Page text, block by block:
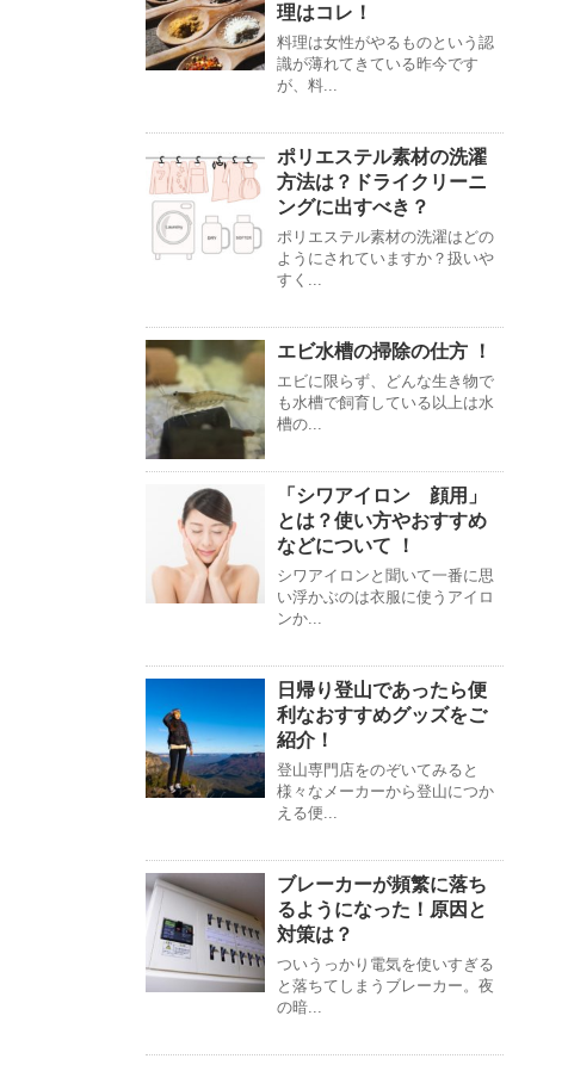
理はコレ！
料理は女性がやるものという認
識が薄れてきている昨今です
が、料...
ポリエステル素材の洗濯
方法は？ドライクリーニ
ングに出すべき？
ポリエステル素材の洗濯はどの
ようにされていますか？扱いや
すく...
エビ水槽の掃除の仕方 ！
エビに限らず、どんな生き物で
も水槽で飼育している以上は水
槽の...
「シワアイロン 顔用」
とは？使い方やおすすめ
などについて ！
シワアイロンと聞いて一番に思
い浮かぶのは衣服に使うアイロ
ンか...
日帰り登山であったら便
利なおすすめグッズをご
紹介！
登山専門店をのぞいてみると
様々なメーカーから登山につか
える便...
ブレーカーが頻繁に落ち
るようになった！原因と
対策は？
ついうっかり電気を使いすぎる
と落ちてしまうブレーカー。夜
の暗...